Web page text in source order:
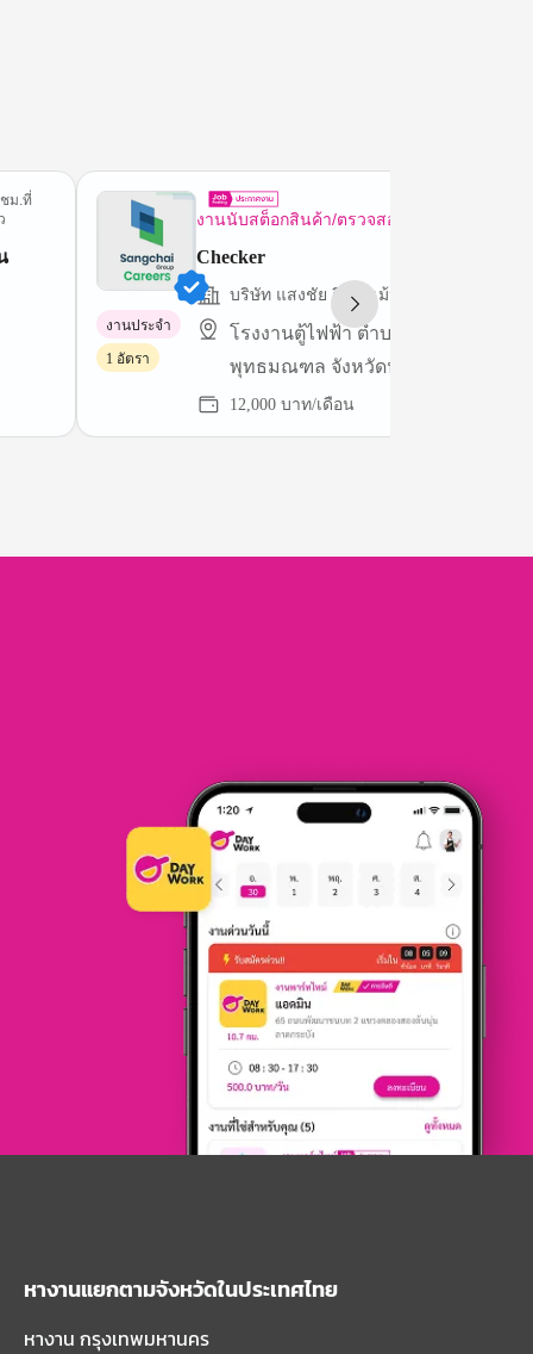
ม.ที่
งานนับสต็อกสินค้า/ตรวจสอบทรัพย์สิน
Checker
บริษัท แสงชัย อีควิพเม้นท์ จำกัด
โรงงานตู้ไฟฟ้า ตำบลศาลายา อำเภอ
พุทธมณฑล จังหวัดนครปฐม 73170
12,000 บาท/เดือน
งานประจำ
1 อัตรา
หางานแยกตามจังหวัดในประเทศไทย
หางาน กรุงเทพมหานคร